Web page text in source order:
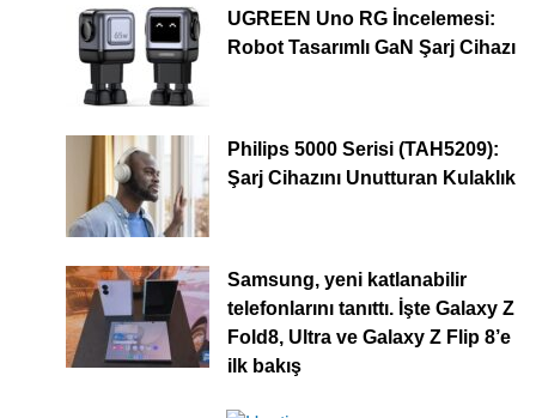
UGREEN Uno RG İncelemesi:
Robot Tasarımlı GaN Şarj Cihazı
Philips 5000 Serisi (TAH5209):
Şarj Cihazını Unutturan Kulaklık
Samsung, yeni katlanabilir
telefonlarını tanıttı. İşte Galaxy Z
Fold8, Ultra ve Galaxy Z Flip 8’e
ilk bakış